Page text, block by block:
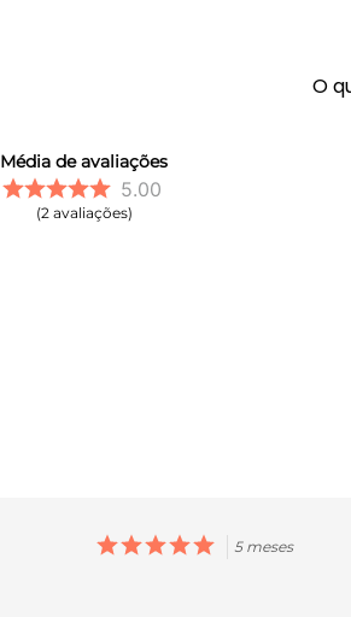
O
Média de avaliações
5.00
2 avaliações
5 meses